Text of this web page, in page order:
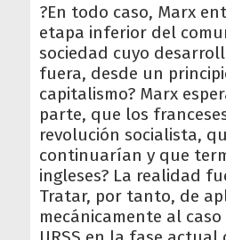
?En todo caso, Marx
etapa inferior del
sociedad cuyo
fuera, desde un
capitalismo? Marx
parte, que los
revolución socialista,
continuarían y que
ingleses? La realidad
Tratar, por tanto, de
mecánicamente al